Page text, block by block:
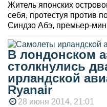
Житель японских
себя, протестуя против
Синдзо Абэ, премьер-
В лондонском
столкнулись
ирландской
Ryanair
28 июня 2014, 21:01